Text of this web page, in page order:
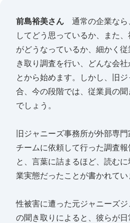
前島裕美さん 通常の企業なら
してどう思っているか、また
がどうなっているか、細かく
き取り調査を行い、どんな会
とから始めます。しかし、旧
合、今の段階では、従業員の
でしょう。
旧ジャニーズ事務所が外部専
チームに依頼して行った調査
と、言葉に詰まるほど、読む
業実態だったことが書かれてい
性被害に遭った元ジャニーズ
の聞き取りによると、彼らが